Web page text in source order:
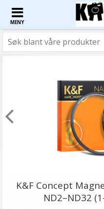
MENY
K&F Concept
ND2–ND32